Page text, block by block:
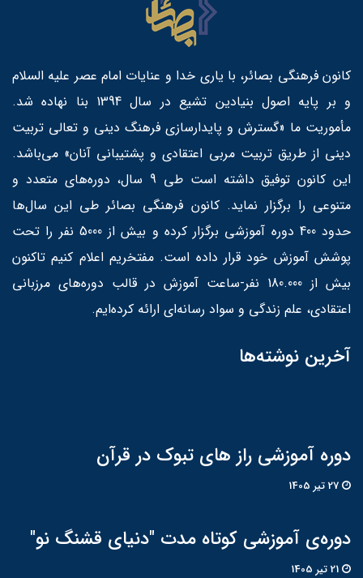
کانون فرهنگی بصائر، با یاری خدا و عنایات امام عصر علیه السلام
و بر پایه اصول بنیادین تشیع در سال 1394 بنا نهاده شد.
مأموریت ما «گسترش و پایدارسازی فرهنگ دینی و تعالی تربیت
دینی از طریق تربیت مربی اعتقادی و پشتیبانی آنان» می‌باشد.
این کانون توفیق داشته است طی 9 سال، دوره‌های متعدد و
متنوعی را برگزار نماید. کانون فرهنگی بصائر طی این سال‌ها
حدود 400 دوره آموزشی برگزار کرده و بیش از 5000 نفر را تحت
پوشش آموزش خود قرار داده است. مفتخریم اعلام کنیم تاکنون
بیش از 180.000 نفر-ساعت آموزش در قالب دوره‌های مرزبانی
اعتقادی، علم زندگی و سواد رسانه‌ای ارائه کرده‌ایم.
آخرین نوشته‌ها
دوره آموزشی راز های تبوک در قرآن
دوره‌ی آموزشی کوتاه مدت "دنیای قشنگ نو"